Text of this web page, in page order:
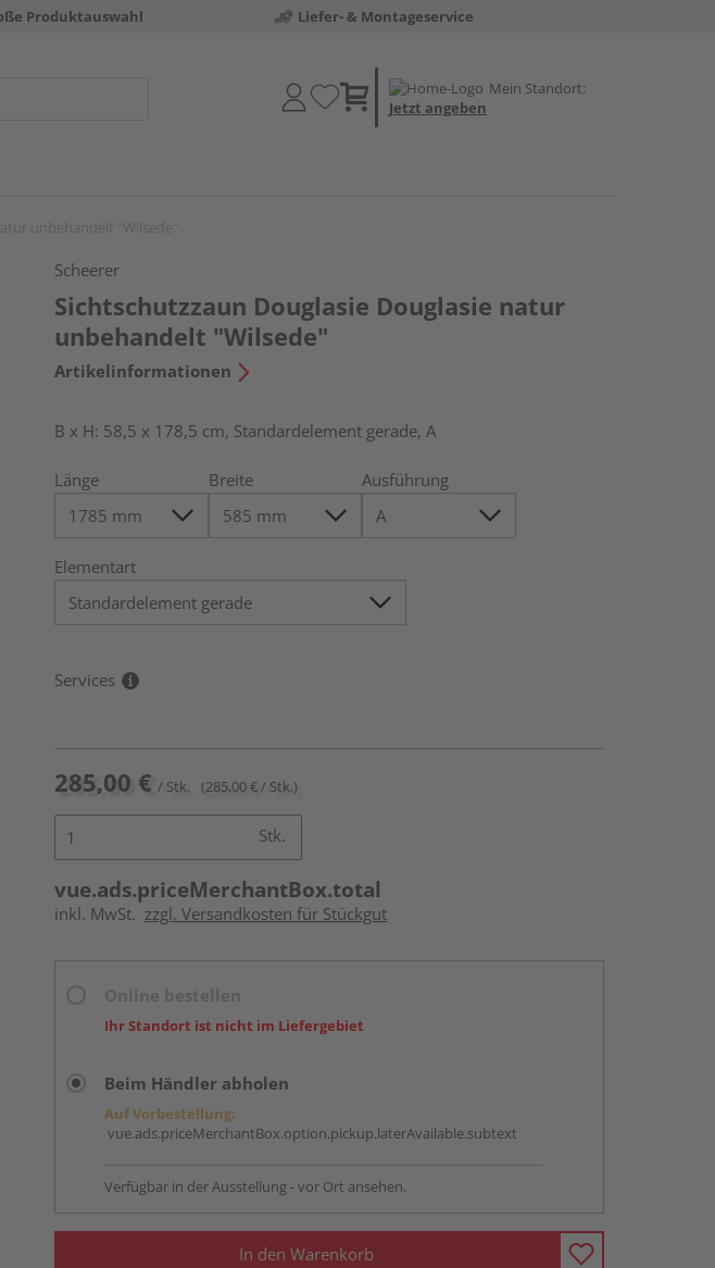
Produktauswahl Liefer- & Montageservice
Mein Standort:
Jetzt angeben
Scheerer
Sichtschutzzaun Douglasie Douglasie natur
unbehandelt "Wilsede"
Artikelinformationen
B x H: 58,5 x 178,5 cm, Standardelement gerade, A
Länge Breite Ausführung
Elementart
Services
285,00 € / Stk. (285,00 € / Stk.)
Stk.
vue.ads.priceMerchantBox.total
inkl. MwSt. zzgl. Versandkosten für Stückgut
Ihr Standort ist nicht im Liefergebiet
Beim Händler abholen
Auf Vorbestellung:
vue.ads.priceMerchantBox.option.pickup.laterAvailable.subtext
Verfügbar in der Ausstellung - vor Ort ansehen.
In den Warenkorb